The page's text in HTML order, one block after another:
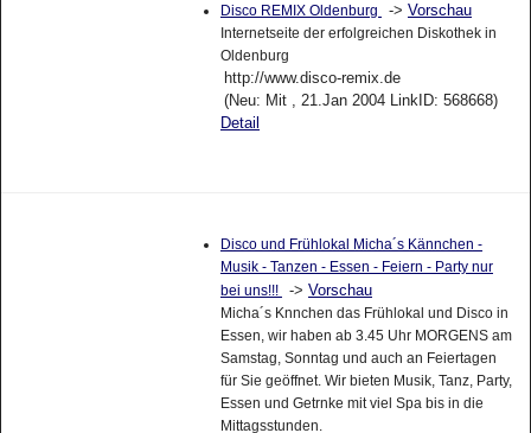
Disco REMIX Oldenburg -> Vorschau
Internetseite der erfolgreichen Diskothek in
Oldenburg
http://www.disco-remix.de
(Neu: Mit , 21.Jan 2004 LinkID: 568668)
Detail
Disco und Frühlokal Micha´s Kännchen -
Musik - Tanzen - Essen - Feiern - Party nur
bei uns!!!
-> Vorschau
Micha´s Knnchen das Frühlokal und Disco in
Essen, wir haben ab 3.45 Uhr MORGENS am
Samstag, Sonntag und auch an Feiertagen
für Sie geöffnet. Wir bieten Musik, Tanz, Party,
Essen und Getrnke mit viel Spa bis in die
Mittagsstunden.